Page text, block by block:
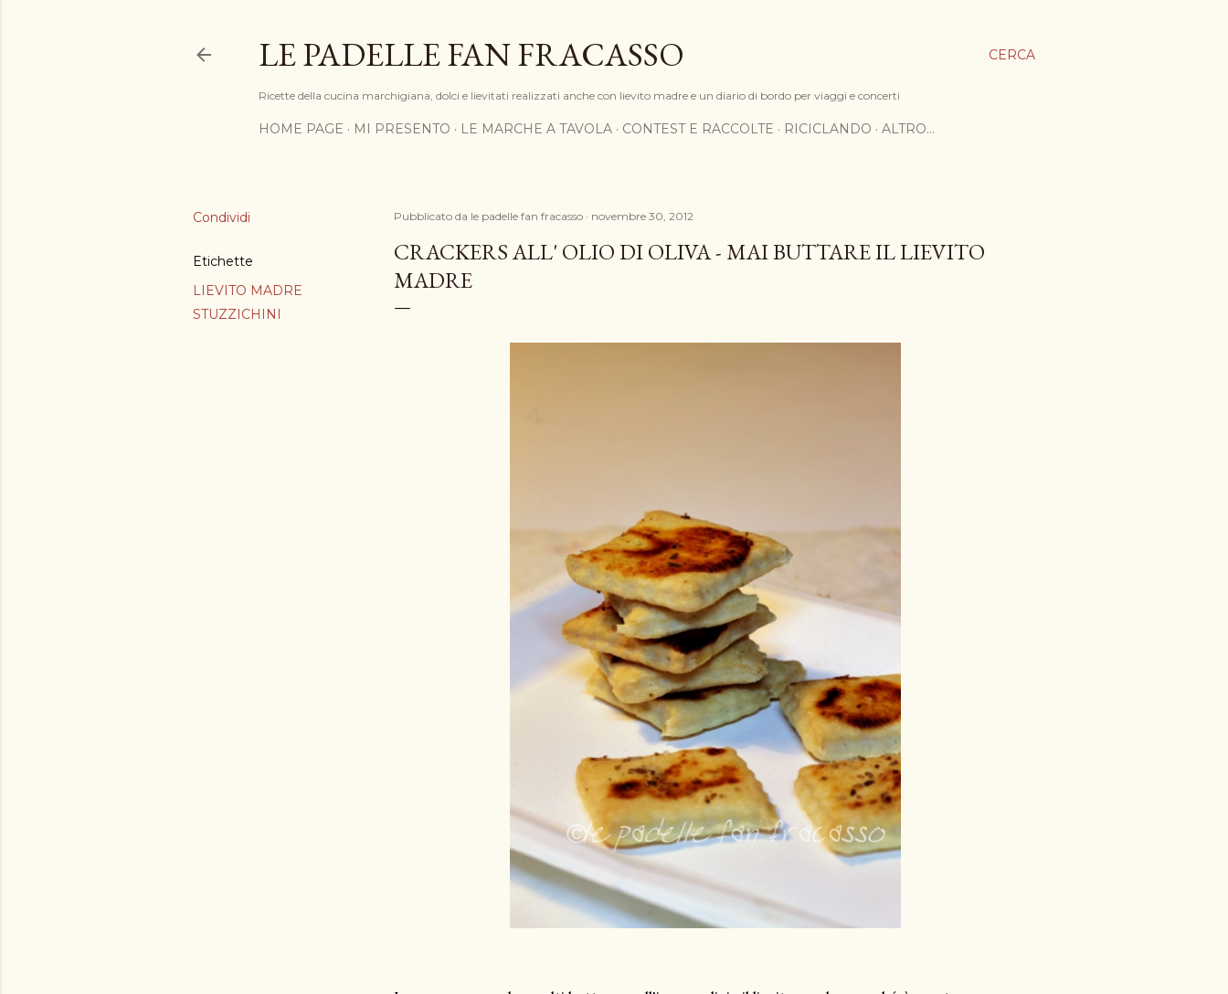
CERCA
LE PADELLE FAN FRACASSO
Ricette della cucina marchigiana, dolci e lievitati realizzati anche con lievito madre e un diario di bordo per viaggi e concerti
HOME PAGE MI PRESENTO LE MARCHE A TAVOLA CONTEST E RACCOLTE RICICLANDO ALTRO…
Condividi
Etichette
LIEVITO MADRE
STUZZICHINI
Pubblicato da le padelle fan fracasso novembre 30, 2012
CRACKERS ALL' OLIO DI OLIVA - MAI BUTTARE IL LIEVITO
MADRE